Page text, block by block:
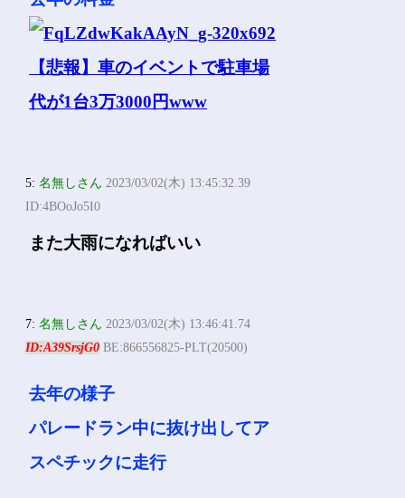
5:名無しさん 2023/03/02(木) 13:45:32.39
ID:4BOoJo5I0
また大雨になればいい
7:名無しさん 2023/03/02(木) 13:46:41.74
ID:A39SrsjG0 BE:866556825-PLT(20500)
去年の様子
パレードラン中に抜け出してア
スペチックに走行